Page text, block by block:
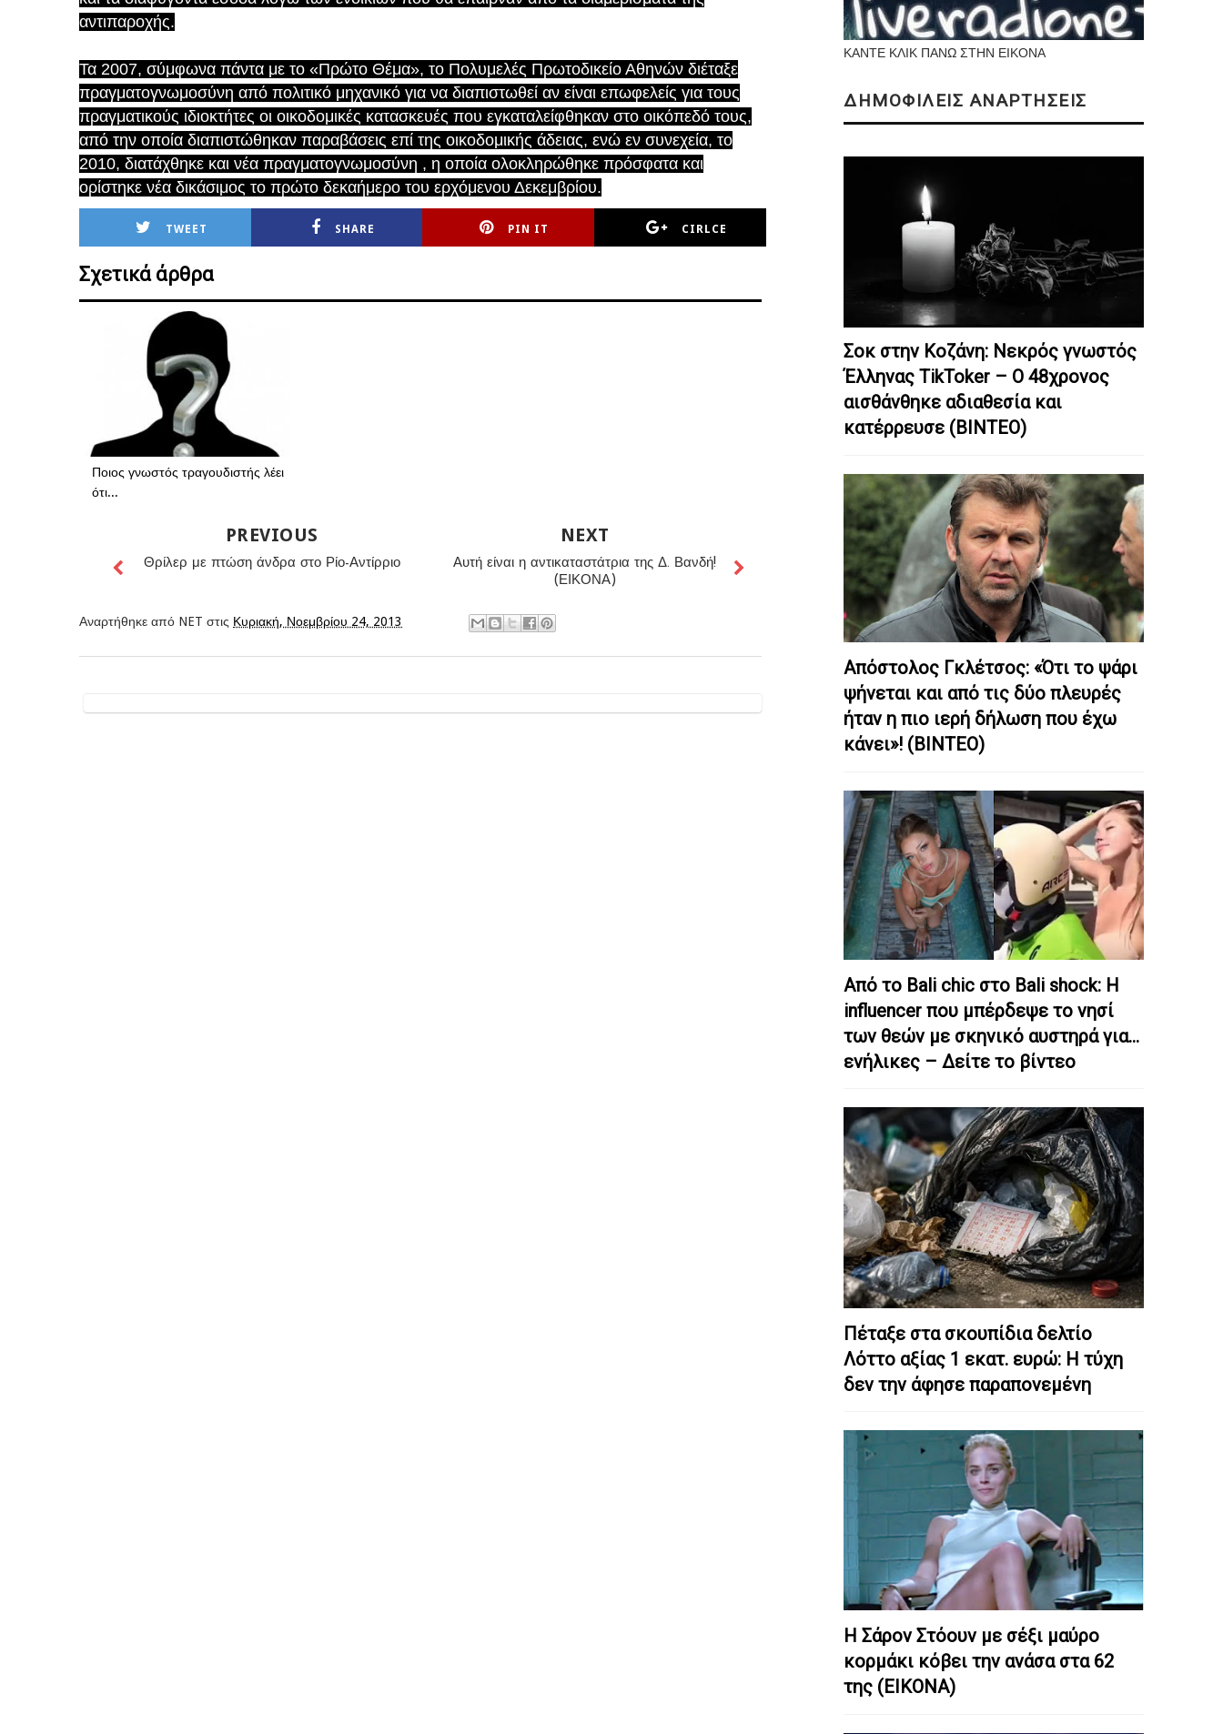
αντιπαροχής.
Τα 2007, σύμφωνα πάντα με το «Πρώτο Θέμα», το Πολυμελές Πρωτοδικείο Αθηνών διέταξε
πραγματογνωμοσύνη από πολιτικό μηχανικό για να διαπιστωθεί αν είναι επωφελείς για τους
πραγματικούς ιδιοκτήτες οι οικοδομικές κατασκευές που εγκαταλείφθηκαν στο οικόπεδό τους,
από την οποία διαπιστώθηκαν παραβάσεις επί της οικοδομικής άδειας, ενώ εν συνεχεία, το
2010, διατάχθηκε και νέα πραγματογνωμοσύνη , η οποία ολοκληρώθηκε πρόσφατα και
ορίστηκε νέα δικάσιμος το πρώτο δεκαήμερο του ερχόμενου Δεκεμβρίου.
TWEET SHARE PIN IT CIRLCE
Σχετικά άρθρα
Ποιος γνωστός τραγουδιστής λέει
ότι...
NEXT
Αυτή είναι η αντικαταστάτρια της Δ. Βανδή!
(ΕΙΚΟΝΑ)
PREVIOUS
Θρίλερ με πτώση άνδρα στο Ρίο-Αντίρριο
Αναρτήθηκε από NET στις Κυριακή, Νοεμβρίου 24, 2013
ΚΑΝΤΕ ΚΛΙΚ ΠΑΝΩ ΣΤΗΝ ΕΙΚΟΝΑ
ΔΗΜΟΦΙΛΕΙΣ ΑΝΑΡΤΗΣΕΙΣ
Σοκ στην Κοζάνη: Nεκρός γνωστός
Έλληνας TikToker – Ο 48χρονος
αισθάνθηκε αδιαθεσία και
κατέρρευσε (ΒΙΝΤΕΟ)
Απόστολος Γκλέτσος: «Ότι το ψάρι
ψήνεται και από τις δύο πλευρές
ήταν η πιο ιερή δήλωση που έχω
κάνει»! (ΒΙΝΤΕΟ)
Από το Bali chic στο Bali shock: Η
influencer που μπέρδεψε το νησί
των θεών με σκηνικό αυστηρά για…
ενήλικες – Δείτε το βίντεο
Πέταξε στα σκουπίδια δελτίο
Λόττο αξίας 1 εκατ. ευρώ: Η τύχη
δεν την άφησε παραπονεμένη
Η Σάρον Στόουν με σέξι μαύρο
κορμάκι κόβει την ανάσα στα 62
της (ΕΙΚΟΝΑ)